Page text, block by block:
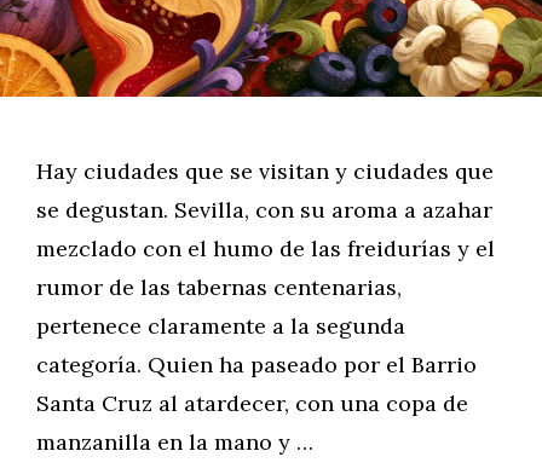
Hay ciudades que se visitan y ciudades que
se degustan. Sevilla, con su aroma a azahar
mezclado con el humo de las freidurías y el
rumor de las tabernas centenarias,
pertenece claramente a la segunda
categoría. Quien ha paseado por el Barrio
Santa Cruz al atardecer, con una copa de
manzanilla en la mano y …